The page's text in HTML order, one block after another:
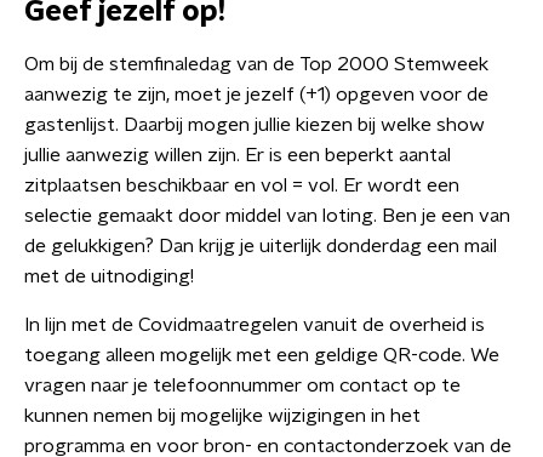
Geef jezelf op!
Om bij de stemfinaledag van de Top 2000 Stemweek
aanwezig te zijn, moet je jezelf (+1) opgeven voor de
gastenlijst. Daarbij mogen jullie kiezen bij welke show
jullie aanwezig willen zijn. Er is een beperkt aantal
zitplaatsen beschikbaar en vol = vol. Er wordt een
selectie gemaakt door middel van loting. Ben je een van
de gelukkigen? Dan krijg je uiterlijk donderdag een mail
met de uitnodiging!
In lijn met de Covidmaatregelen vanuit de overheid is
toegang alleen mogelijk met een geldige QR-code. We
vragen naar je telefoonnummer om contact op te
kunnen nemen bij mogelijke wijzigingen in het
programma en voor bron- en contactonderzoek van de